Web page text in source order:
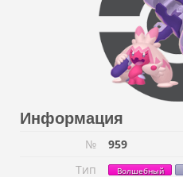
Информация
№
959
Тип
Волшебный